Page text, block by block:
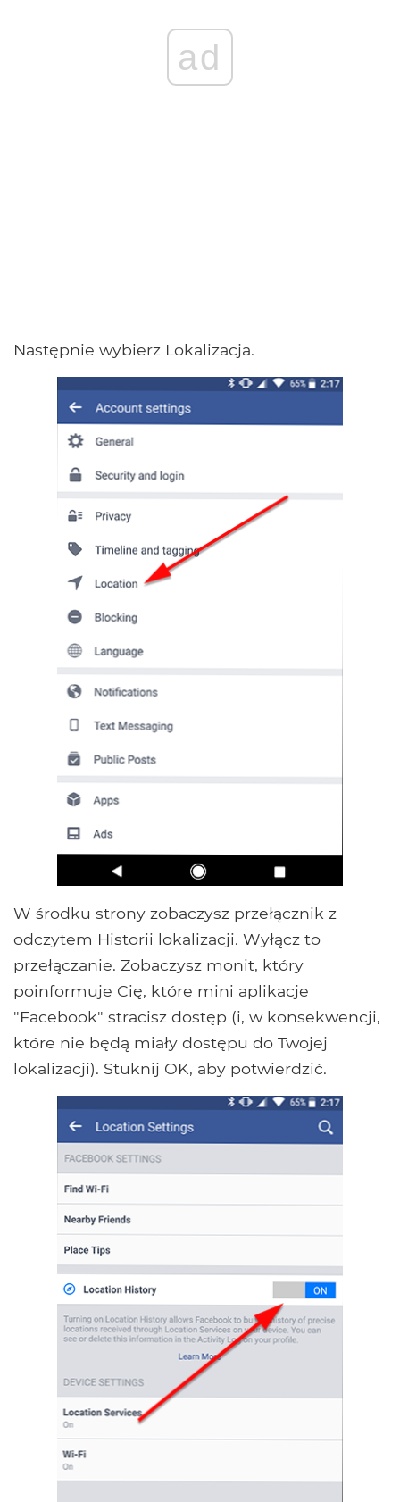
ad
Następnie wybierz Lokalizacja.
W środku strony zobaczysz przełącznik z
odczytem Historii lokalizacji. Wyłącz to
przełączanie. Zobaczysz monit, który
poinformuje Cię, które mini aplikacje
"Facebook" stracisz dostęp (i, w konsekwencji,
które nie będą miały dostępu do Twojej
lokalizacji). Stuknij OK, aby potwierdzić.